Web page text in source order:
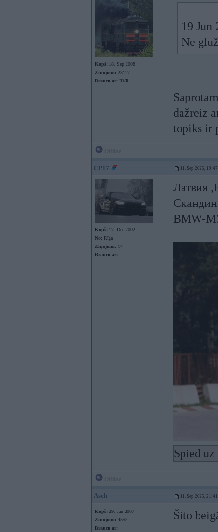
Kopš: 18. Sep 2008
Ziņojumi: 23127
Braucu ar: RVR
19 Jun
Ne
dažreiz
topiks ir
CP17 11. Sep 2025, 19:47
Kopš: 17. Dec 2002
No: Rīga
Ziņojumi: 17
Braucu ar:
Латвия
BMW-
Spied
Asch 11. Sep 2025, 21:41
Kopš: 29. Jan 2007
Ziņojumi: 4553
Braucu ar:
Šito